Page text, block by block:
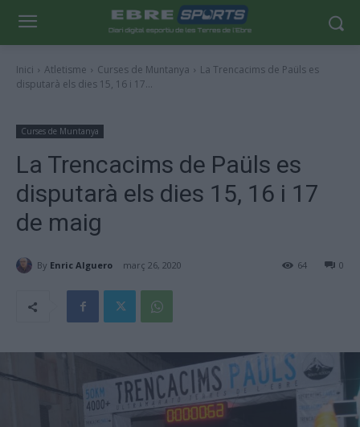
Inici Atletisme Curses de Muntanya
La Trencacims de Paüls es
disputarà els dies 15, 16 i 17...
Curses de Muntanya
La Trencacims de Paüls es
disputarà els dies 15, 16 i 17
de maig
By Enric Alguero març 26, 2020 0
64